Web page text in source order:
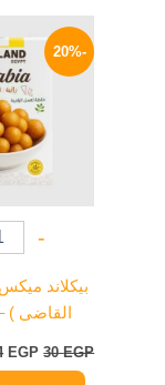
-20%
-
بيكلاند
القاضى ) – 200
30EGP
الأصلي
هو:
30 EGP.
EGP